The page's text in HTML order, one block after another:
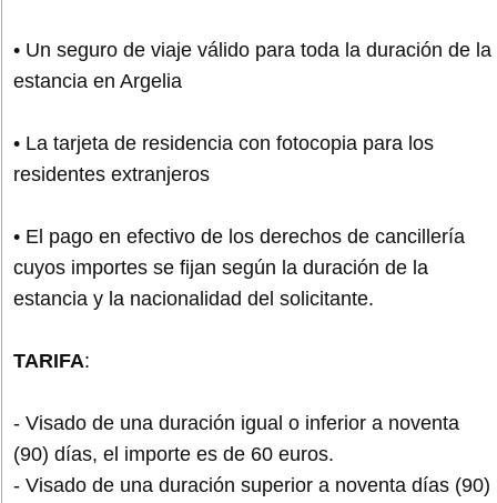
• Un seguro de viaje válido para toda la duración de la
estancia en Argelia
• La tarjeta de residencia con fotocopia para los
residentes extranjeros
• El pago en efectivo de los derechos de cancillería
cuyos importes se fijan según la duración de la
estancia y la nacionalidad del solicitante.
TARIFA:
- Visado de una duración igual o inferior a noventa
(90) días, el importe es de 60 euros.
- Visado de una duración superior a noventa días (90)